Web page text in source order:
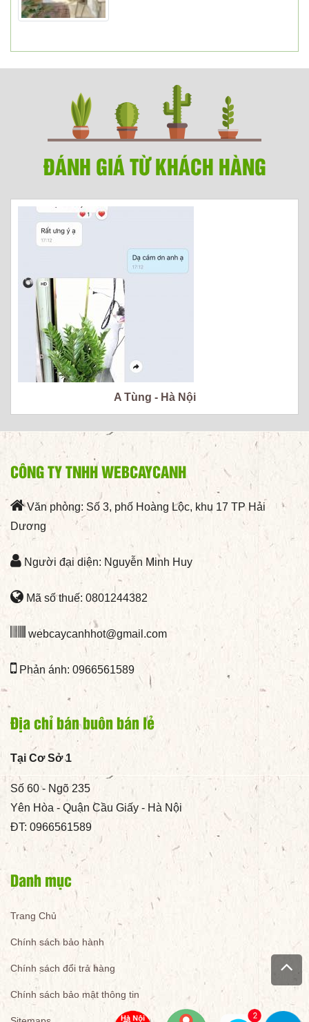
ĐÁNH GIÁ TỪ KHÁCH HÀNG
A Tùng - Hà Nội
CÔNG TY TNHH WEBCAYCANH
Văn phòng: Số 3, phố Hoàng Lộc, khu 17 TP Hải
Dương
Người đại diện: Nguyễn Minh Huy
Mã số thuế: 0801244382
webcaycanhhot@gmail.com
Phản ánh: 0966561589
Địa chỉ bán buôn bán lẻ
Tại Cơ Sở 1
Số 60 - Ngõ 235
Yên Hòa - Quận Cầu Giấy - Hà Nội
ĐT: 0966561589
Danh mục
Trang Chủ
Chính sách bảo hành
Chính sách đổi trả hàng
Chính sách bảo mật thông tin